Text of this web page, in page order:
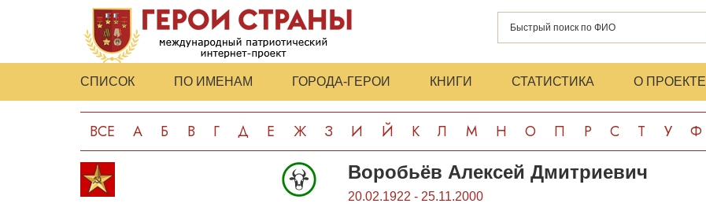
СПИСОК ПО ИМЕНАМ ГОРОДА-ГЕРОИ КНИГИ СТАТИСТИКА О ПРОЕКТЕ
ВСЕ А Б В Г Д Е Ж З И Й К Л М Н О П Р С Т У Ф
Воробьёв Алексей Дмитриевич
20.02.1922 - 25.11.2000